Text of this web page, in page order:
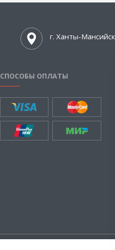
г. Ханты-Мансийск
СПОСОБЫ ОПЛАТЫ